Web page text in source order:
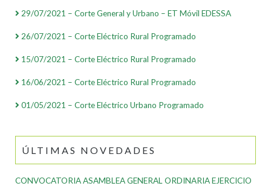
29/07/2021 – Corte General y Urbano – ET Móvil EDESSA
26/07/2021 – Corte Eléctrico Rural Programado
15/07/2021 – Corte Eléctrico Rural Programado
16/06/2021 – Corte Eléctrico Rural Programado
01/05/2021 – Corte Eléctrico Urbano Programado
ÚLTIMAS NOVEDADES
CONVOCATORIA ASAMBLEA GENERAL ORDINARIA EJERCICIO